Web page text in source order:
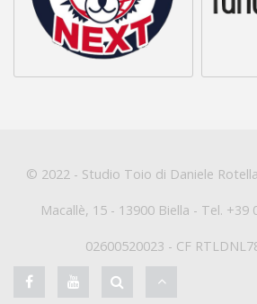
© 2022 - Studio Toio di Daniele
Macallè, 15 - 13900 Biella - Tel. +39
02600520023 - CF